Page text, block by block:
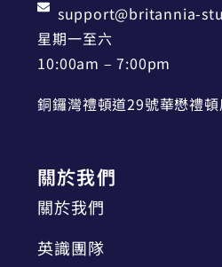
support@britannia-
星期一至六
10:00am – 7:00pm
銅鑼灣禮頓道29號華懋禮
關於我們
關於我們
英識團隊